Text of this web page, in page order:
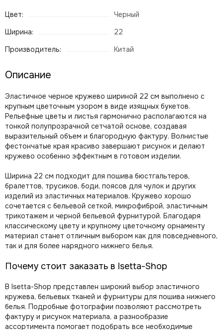
Цвет:
Черный
Ширина:
22
Производитель:
Китай
Описание
Эластичное черное кружево шириной 22 см выполнено с
крупным цветочным узором в виде изящных букетов.
Рельефные цветы и листья гармонично располагаются на
тонкой полупрозрачной сетчатой основе, создавая
выразительный объем и благородную фактуру. Волнистые
фестончатые края красиво завершают рисунок и делают
кружево особенно эффектным в готовом изделии.
Ширина 22 см подходит для пошива бюстгальтеров,
бралеттов, трусиков, боди, поясов для чулок и других
изделий из эластичных материалов. Кружево хорошо
сочетается с бельевой сеткой, микрофиброй, эластичным
трикотажем и черной бельевой фурнитурой. Благодаря
классическому цвету и крупному цветочному орнаменту
материал станет отличным выбором как для повседневного,
так и для более нарядного нижнего белья.
Почему стоит заказать в Isetta-Shop
В Isetta-Shop представлен широкий выбор эластичного
кружева, бельевых тканей и фурнитуры для пошива нижнего
белья. Подробные фотографии позволяют рассмотреть
фактуру и рисунок материала, а разнообразие
ассортимента помогает подобрать все необходимые